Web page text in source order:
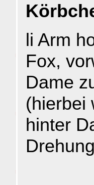
li Arm
Fox,
Dame
(hierbei
hinter